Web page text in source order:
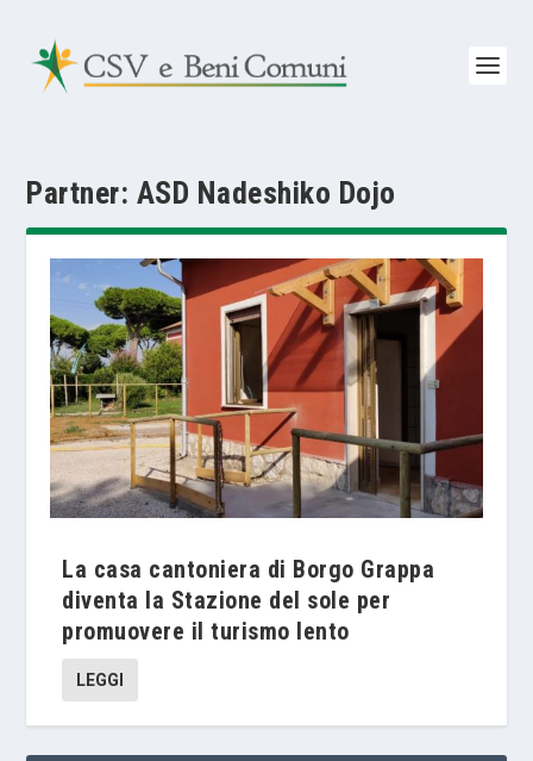
Partner: ASD Nadeshiko Dojo
La casa cantoniera di Borgo Grappa
diventa la Stazione del sole per
promuovere il turismo lento
LEGGI